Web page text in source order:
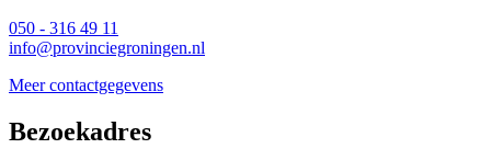
050 - 316 49 11
info@provinciegroningen.nl
Meer contactgegevens
Bezoekadres